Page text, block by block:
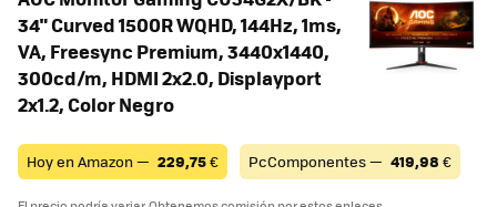
34" Curved 1500R WQHD, 144Hz, 1ms,
VA, Freesync Premium, 3440x1440,
300cd/m, HDMI 2x2.0, Displayport
2x1.2, Color Negro
Hoy en Amazon — 229,75€ PcComponentes — 419,98 €